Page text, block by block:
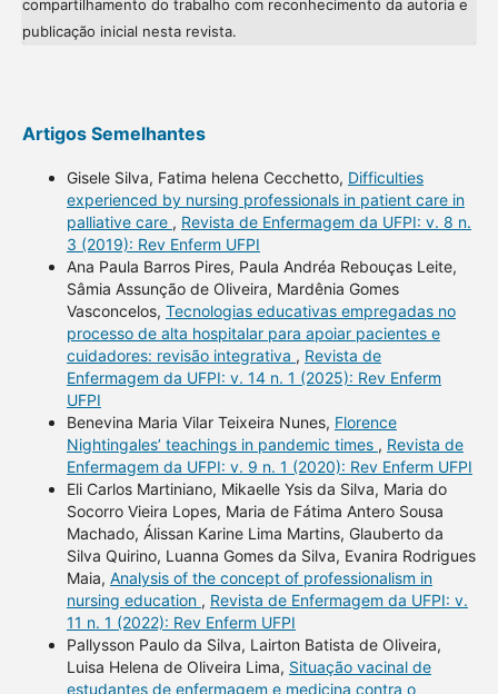
compartilhamento do trabalho com reconhecimento da autoria e
publicação inicial nesta revista.
Artigos Semelhantes
Gisele Silva, Fatima helena Cecchetto, Difficulties
experienced by nursing professionals in patient care in
palliative care , Revista de Enfermagem da UFPI: v. 8 n.
3 (2019): Rev Enferm UFPI
Ana Paula Barros Pires, Paula Andréa Rebouças Leite,
Sâmia Assunção de Oliveira, Mardênia Gomes
Vasconcelos, Tecnologias educativas empregadas no
processo de alta hospitalar para apoiar pacientes e
cuidadores: revisão integrativa , Revista de
Enfermagem da UFPI: v. 14 n. 1 (2025): Rev Enferm
UFPI
Benevina Maria Vilar Teixeira Nunes, Florence
Nightingales’ teachings in pandemic times , Revista de
Enfermagem da UFPI: v. 9 n. 1 (2020): Rev Enferm UFPI
Eli Carlos Martiniano, Mikaelle Ysis da Silva, Maria do
Socorro Vieira Lopes, Maria de Fátima Antero Sousa
Machado, Álissan Karine Lima Martins, Glauberto da
Silva Quirino, Luanna Gomes da Silva, Evanira Rodrigues
Maia, Analysis of the concept of professionalism in
nursing education , Revista de Enfermagem da UFPI: v.
11 n. 1 (2022): Rev Enferm UFPI
Pallysson Paulo da Silva, Lairton Batista de Oliveira,
Luisa Helena de Oliveira Lima, Situação vacinal de
estudantes de enfermagem e medicina contra o